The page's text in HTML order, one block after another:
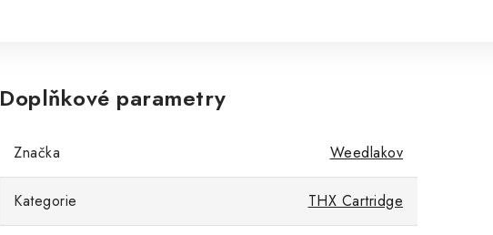
Doplňkové parametry
Značka Weedlakov
Kategorie THX Cartridge